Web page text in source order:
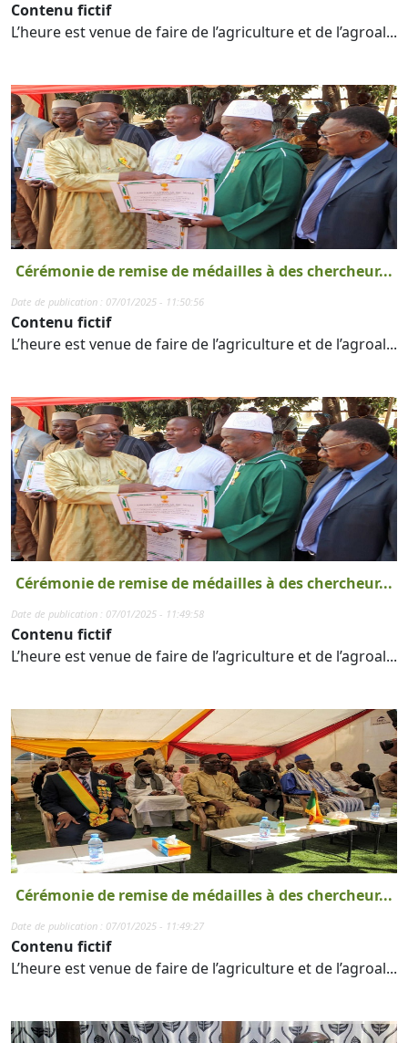
Contenu fictif
L’heure est venue de faire de l’agriculture et de l’agroal...
Cérémonie de remise de médailles à des chercheur...
Date de publication : 07/01/2025 - 11:50:56
Contenu fictif
L’heure est venue de faire de l’agriculture et de l’agroal...
Cérémonie de remise de médailles à des chercheur...
Date de publication : 07/01/2025 - 11:49:58
Contenu fictif
L’heure est venue de faire de l’agriculture et de l’agroal...
Cérémonie de remise de médailles à des chercheur...
Date de publication : 07/01/2025 - 11:49:27
Contenu fictif
L’heure est venue de faire de l’agriculture et de l’agroal...